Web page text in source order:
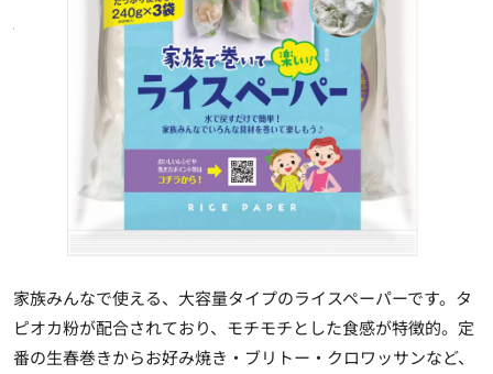
家族みんなで使える、大容量タイプのライスペーパーです。タ
ピオカ粉が配合されており、モチモチとした食感が特徴的。定
番の生春巻きからお好み焼き・ブリトー・クロワッサンなど、